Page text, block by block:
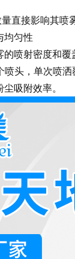
直接影响其喷
均匀性
喷射密度和
喷头，单次喷
吸附效率。